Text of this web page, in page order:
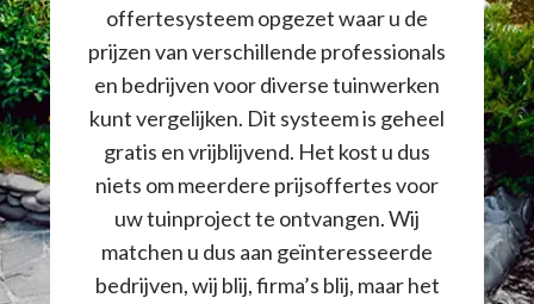
offertesysteem opgezet waar u de
prijzen van verschillende professionals
en bedrijven voor diverse tuinwerken
kunt vergelijken. Dit systeem is geheel
gratis en vrijblijvend. Het kost u dus
niets om meerdere prijsoffertes voor
uw tuinproject te ontvangen. Wij
matchen u dus aan geïnteresseerde
bedrijven, wij blij, firma’s blij, maar het